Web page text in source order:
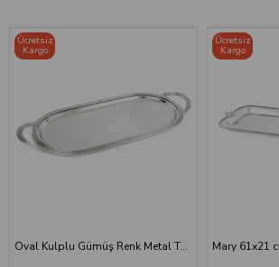
Oval Kulplu Gümüş Renk Metal Tepsi - Büyük Boy Dekoratif Sunum Tepsisi
Ücretsiz
Kargo
Ücretsiz
Kargo